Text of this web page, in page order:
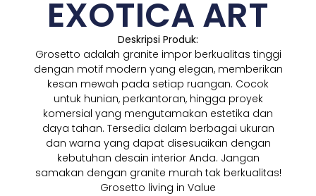
EXOTICA ART
Deskripsi Produk:
Grosetto adalah granite impor berkualitas tinggi
dengan motif modern yang elegan, memberikan
kesan mewah pada setiap ruangan. Cocok
untuk hunian, perkantoran, hingga proyek
komersial yang mengutamakan estetika dan
daya tahan. Tersedia dalam berbagai ukuran
dan warna yang dapat disesuaikan dengan
kebutuhan desain interior Anda. Jangan
samakan dengan granite murah tak berkualitas!
Grosetto living in Value